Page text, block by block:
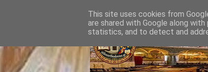
This site uses cookies from
are shared with Google along
statistics, and to detect and